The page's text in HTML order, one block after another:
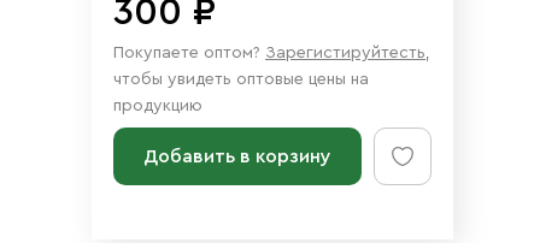
300 ₽
Покупаете оптом? Зарегистируйтесть,
чтобы увидеть оптовые цены на
продукцию
Добавить в корзину